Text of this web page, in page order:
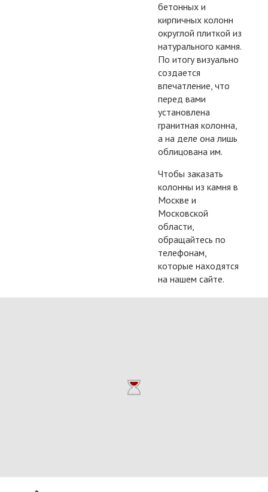
бетонных и
кирпичных колонн
округлой плиткой из
натурального камня.
По итогу визуально
создается
впечатление, что
перед вами
установлена
гранитная колонна,
а на деле она лишь
облицована им.
Чтобы заказать
колонны из камня в
Москве и
Московской
области,
обращайтесь по
телефонам,
которые находятся
на нашем сайте.